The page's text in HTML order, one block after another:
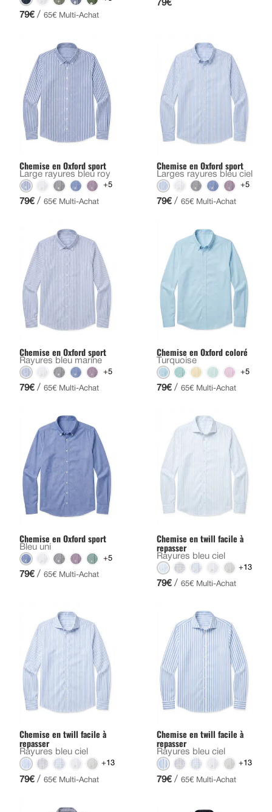
79€ / 65€ Multi-Achat
79€
Chemise en Oxford sport
Large rayures bleu roy
+5
79€ / 65€ Multi-Achat
Chemise en Oxford sport
Larges rayures bleu ciel
+5
79€ / 65€ Multi-Achat
Chemise en Oxford sport
Rayures bleu marine
+5
79€ / 65€ Multi-Achat
Chemise en Oxford coloré
Turquoise
+5
79€ / 65€ Multi-Achat
Chemise en Oxford sport
Bleu uni
+5
79€ / 65€ Multi-Achat
Chemise en twill facile à
repasser
Rayures bleu ciel
+13
79€ / 65€ Multi-Achat
Chemise en twill facile à
repasser
Rayures bleu ciel
+13
79€ / 65€ Multi-Achat
Chemise en twill facile à
repasser
Rayures bleu ciel
+13
79€ / 65€ Multi-Achat